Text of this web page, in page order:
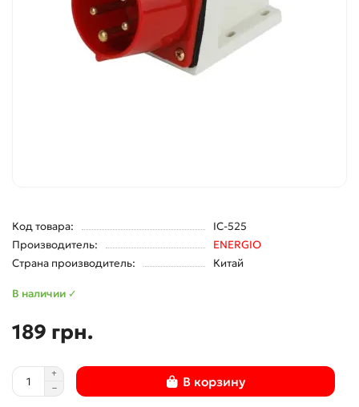
Код товара:
IC-525
Производитель:
ENERGIO
Страна производитель:
Китай
В наличии ✓
189 грн.
В корзину